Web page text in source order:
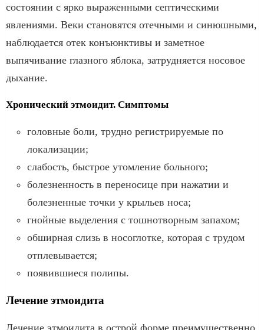
состоянии с ярко выраженными септическими
явлениями. Веки становятся отечными и синюшными,
наблюдается отек конъюнктивы и заметное
выпячивание глазного яблока, затрудняется носовое
дыхание.
Хронический этмоидит. Симптомы
головные боли, трудно регистрируемые по
локализации;
слабость, быстрое утомление больного;
болезненность в переносице при нажатии и
болезненные точки у крыльев носа;
гнойные выделения с тошнотворным запахом;
обширная слизь в носоглотке, которая с трудом
отплевывается;
появившиеся полипы.
Лечение этмоидита
Лечение этмоидита в острой форме преимущественно